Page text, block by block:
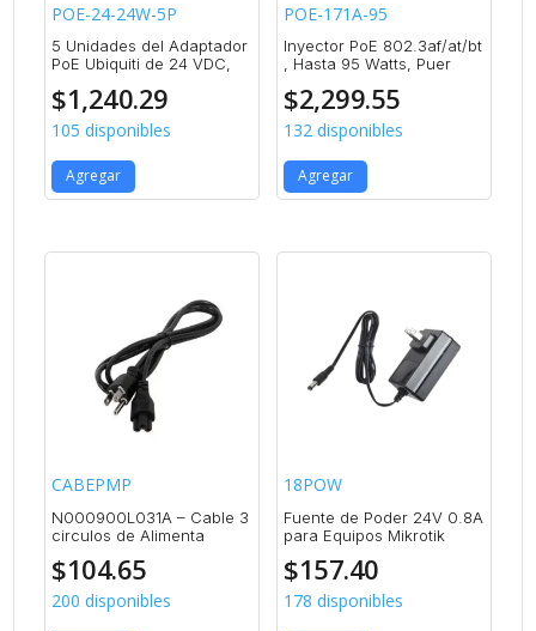
POE-24-24W-5P
5 Unidades del Adaptador
PoE Ubiquiti de 24 VDC,
$1,240.29
105 disponibles
Agregar
POE-171A-95
Inyector PoE 802.3af/at/bt
, Hasta 95 Watts, Puer
$2,299.55
132 disponibles
Agregar
CABEPMP
N000900L031A – Cable 3
circulos de Alimenta
$104.65
200 disponibles
18POW
Fuente de Poder 24V 0.8A
para Equipos Mikrotik
$157.40
178 disponibles